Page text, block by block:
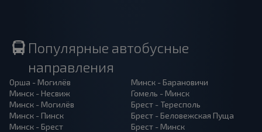
Популярные автобусные
направления
Орша - Могилёв
Минск - Несвиж
Минск - Могилёв
Минск - Пинск
Минск - Брест
Минск - Барановичи
Гомель - Минск
Брест - Тересполь
Брест - Беловежская Пуща
Брест - Минск